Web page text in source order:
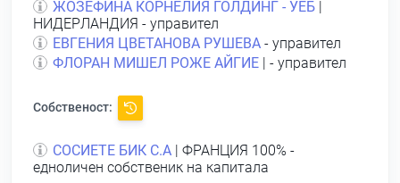
ЖОЗЕФИНА КОРНЕЛИЯ ГОЛДИНГ - УЕБ
НИДЕРЛАНДИЯ - управител
ЕВГЕНИЯ ЦВЕТАНОВА РУШЕВА - управител
ФЛОРАН МИШЕЛ РОЖЕ АЙГИЕ | - управител
Собственост:
СОСИЕТЕ БИК С.А | ФРАНЦИЯ 100% -
едноличен собственик на капитала